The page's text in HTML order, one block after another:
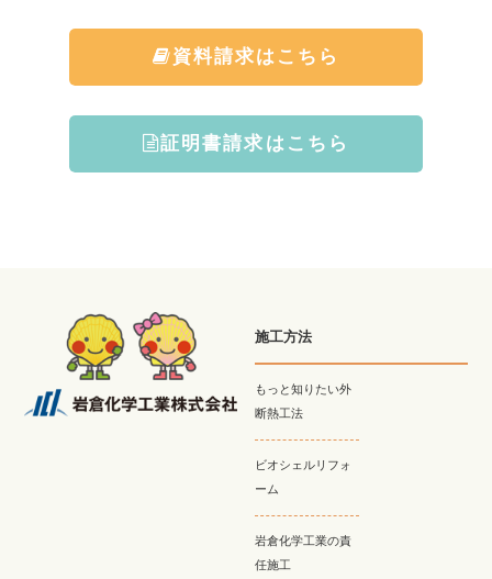
資料請求はこちら
証明書請求はこちら
施工方法
もっと知りたい外
断熱工法
ビオシェルリフォ
ーム
岩倉化学工業の責
任施工